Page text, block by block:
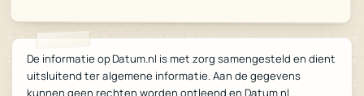
De informatie op Datum.nl is met zorg samengesteld en dient
uitsluitend ter algemene informatie. Aan de gegevens
kunnen geen rechten worden ontleend en Datum.nl